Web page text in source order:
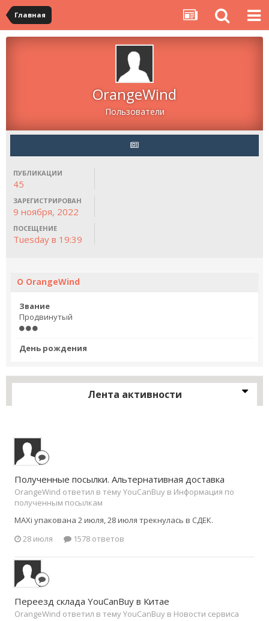
Главная
OrangeWind
Пользователи
ПУБЛИКАЦИИ
45
ЗАРЕГИСТРИРОВАН
9 ноября, 2022
ПОСЕЩЕНИЕ
Tuesday в 19:39
О OrangeWind
Звание
Продвинутый
День рождения
Лента активности
Полученные посылки. Альтернативная доставка
OrangeWind ответил в тему YouCanBuy в Информация по
полученным посылкам
MAXi упакована 2 июля, 28 июля трекнулась в СДЕК.
28 июля
1578 ответов
Переезд склада YouCanBuy в Китае
OrangeWind ответил в тему YouCanBuy в Новости сервиса